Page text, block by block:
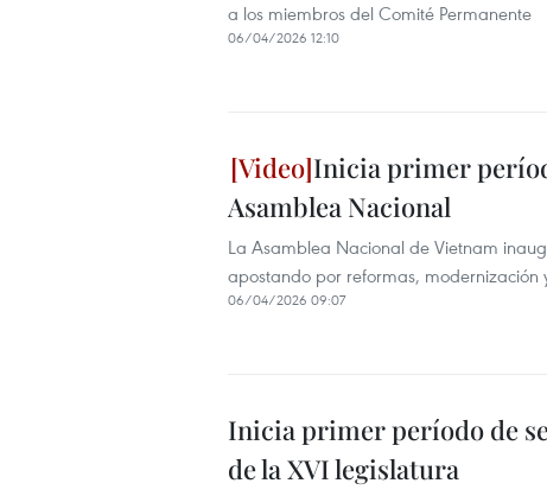
a los miembros del Comité Permanente
06/04/2026 12:10
Inicia primer
Asamblea Nacional
La Asamblea Nacional de Vietnam
apostando por reformas,
06/04/2026 09:07
Inicia primer período de
de la XVI legislatura